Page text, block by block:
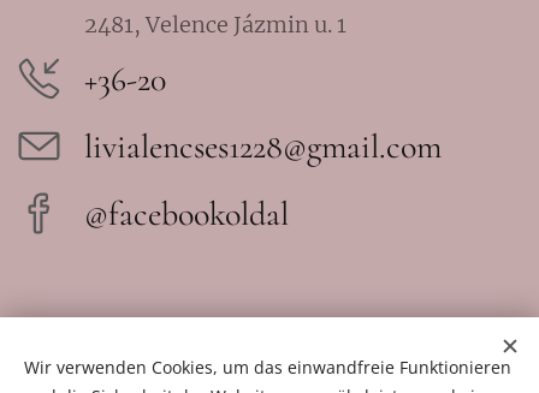
2481, Velence Jázmin u. 1
+36-20
livialencses1228@gmail.com
@facebookoldal
Wir verwenden Cookies, um das einwandfreie Funktionieren